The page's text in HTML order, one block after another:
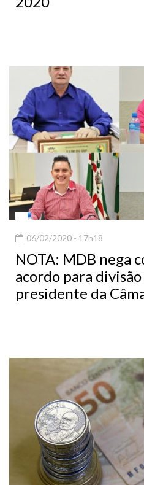
NOTA: MDB nega
acordo para
presidente da